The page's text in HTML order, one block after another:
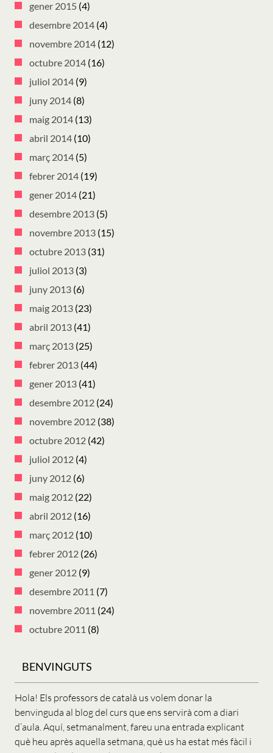
gener 2015 (4)
desembre 2014 (4)
novembre 2014 (12)
octubre 2014 (16)
juliol 2014 (9)
juny 2014 (8)
maig 2014 (13)
abril 2014 (10)
març 2014 (5)
febrer 2014 (19)
gener 2014 (21)
desembre 2013 (5)
novembre 2013 (15)
octubre 2013 (31)
juliol 2013 (3)
juny 2013 (6)
maig 2013 (23)
abril 2013 (41)
març 2013 (25)
febrer 2013 (44)
gener 2013 (41)
desembre 2012 (24)
novembre 2012 (38)
octubre 2012 (42)
juliol 2012 (4)
juny 2012 (6)
maig 2012 (22)
abril 2012 (16)
març 2012 (10)
febrer 2012 (26)
gener 2012 (9)
desembre 2011 (7)
novembre 2011 (24)
octubre 2011 (8)
BENVINGUTS
Hola! Els professors de català us volem donar la
benvinguda al blog del curs que ens servirà com a diari
d’aula. Aquí, setmanalment, fareu una entrada explicant
què heu après aquella setmana, què us ha estat més fàcil i